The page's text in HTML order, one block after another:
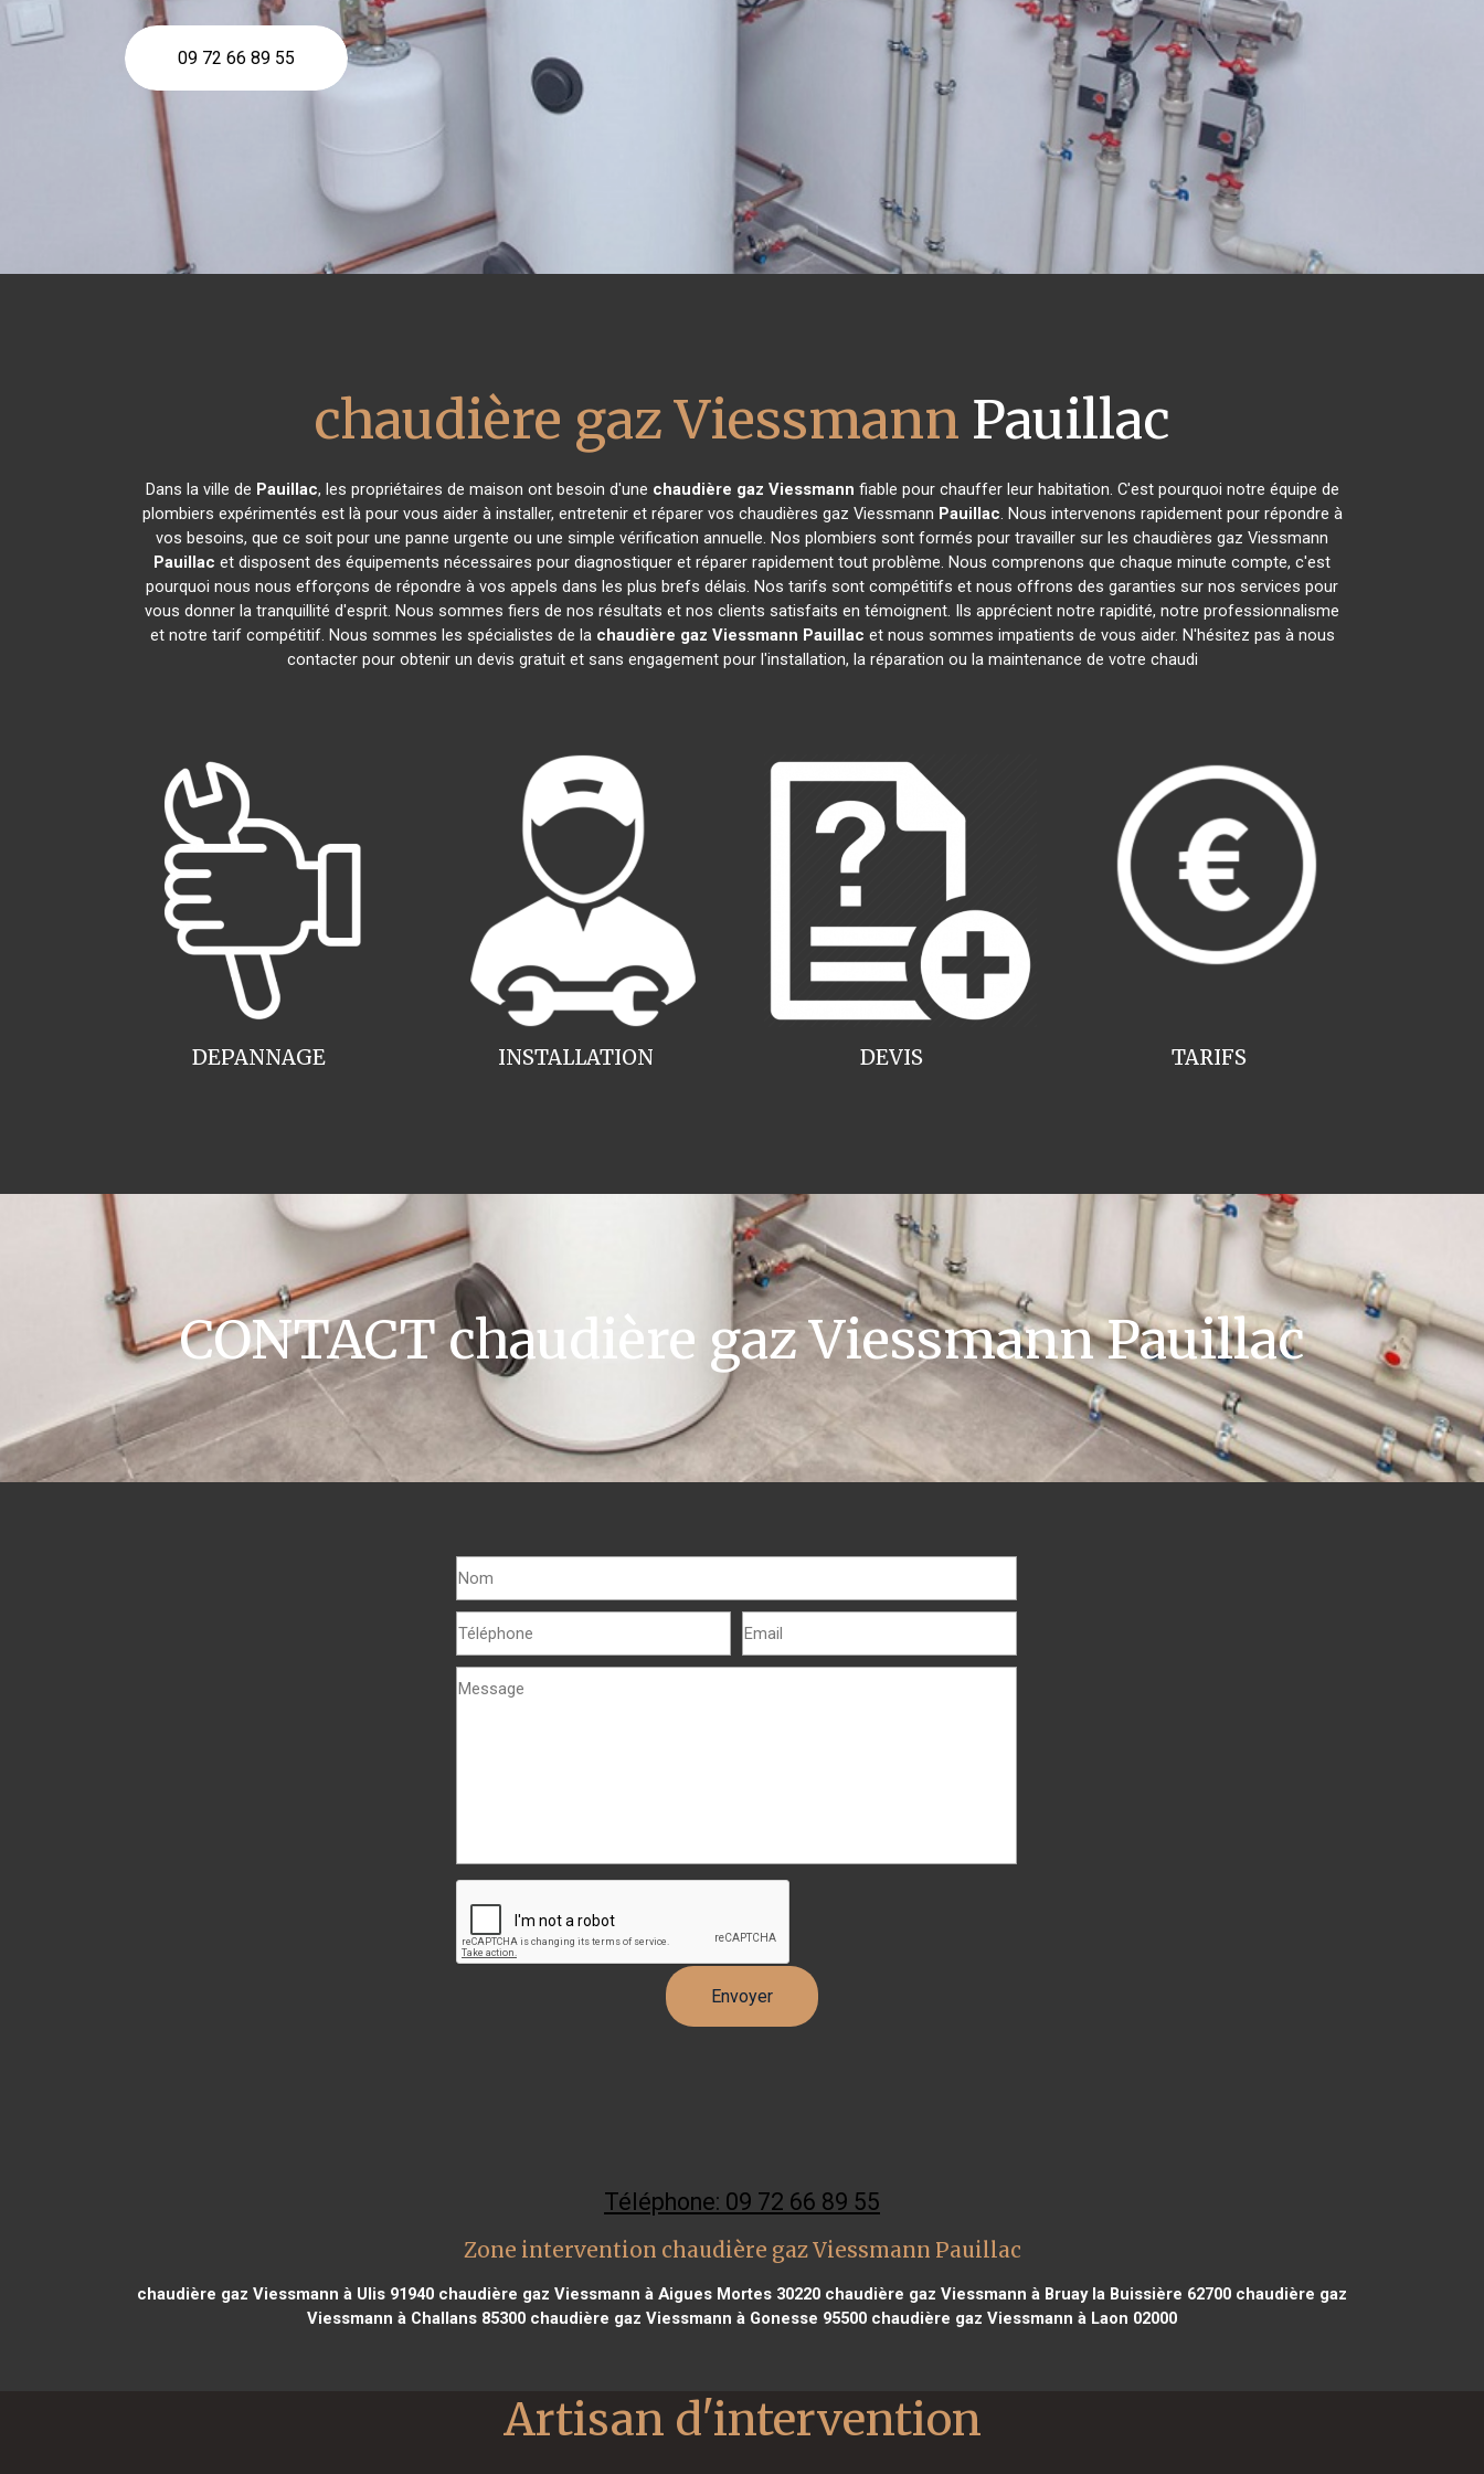
09 72 66 89 55
chaudière gaz Viessmann Pauillac
Dans la ville de Pauillac, les propriétaires de maison ont besoin d'une chaudière gaz Viessmann fiable pour chauffer leur habitation. C'est pourquoi notre équipe de
plombiers expérimentés est là pour vous aider à installer, entretenir et réparer vos chaudières gaz Viessmann Pauillac. Nous intervenons rapidement pour répondre à
vos besoins, que ce soit pour une panne urgente ou une simple vérification annuelle. Nos plombiers sont formés pour travailler sur les chaudières gaz Viessmann
Pauillac et disposent des équipements nécessaires pour diagnostiquer et réparer rapidement tout problème. Nous comprenons que chaque minute compte, c'est
pourquoi nous nous efforçons de répondre à vos appels dans les plus brefs délais. Nos tarifs sont compétitifs et nous offrons des garanties sur nos services pour
vous donner la tranquillité d'esprit. Nous sommes fiers de nos résultats et nos clients satisfaits en témoignent. Ils apprécient notre rapidité, notre professionnalisme
et notre tarif compétitif. Nous sommes les spécialistes de la chaudière gaz Viessmann Pauillac et nous sommes impatients de vous aider. N'hésitez pas à nous
contacter pour obtenir un devis gratuit et sans engagement pour l'installation, la réparation ou la maintenance de votre chaudi
INSTALLATION
DEPANNAGE TARIFS
DEVIS
CONTACT chaudière gaz Viessmann Pauillac
Téléphone: 09 72 66 89 55
Zone intervention chaudière gaz Viessmann Pauillac
chaudière gaz Viessmann à Ulis 91940 chaudière gaz Viessmann à Aigues Mortes 30220 chaudière gaz Viessmann à Bruay la Buissière 62700 chaudière gaz
Viessmann à Challans 85300 chaudière gaz Viessmann à Gonesse 95500 chaudière gaz Viessmann à Laon 02000
Artisan d'intervention